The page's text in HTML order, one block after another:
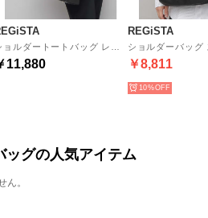
11,880
REGiSTA
￥8,811
10%
ッグの人気アイテム
ん。